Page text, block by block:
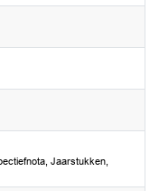
Jaarstukken,